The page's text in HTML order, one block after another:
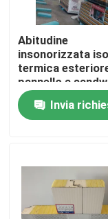
Casa
Prodotti
Circa noi
Giro della
Abitudine
insonorizzata
termica
pannello a
lana di roccia
Invia